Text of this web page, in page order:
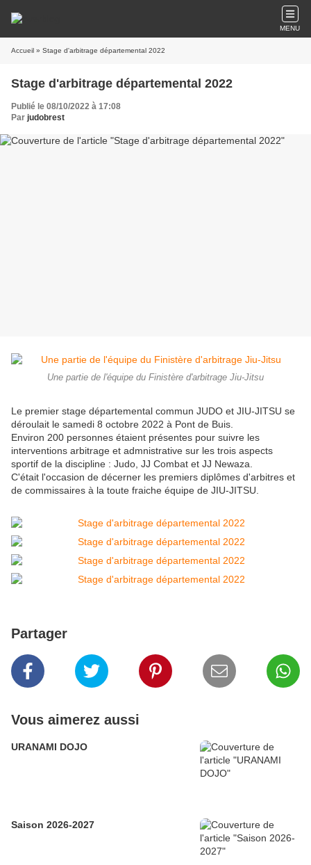
MENU
Accueil » Stage d'arbitrage départemental 2022
Stage d'arbitrage départemental 2022
Publié le 08/10/2022 à 17:08
Par judobrest
Une partie de l'équipe du Finistère d'arbitrage Jiu-Jitsu
Le premier stage départemental commun JUDO et JIU-JITSU se
déroulait le samedi 8 octobre 2022 à Pont de Buis.
Environ 200 personnes étaient présentes pour suivre les
interventions arbitrage et admnistrative sur les trois aspects
sportif de la discipline : Judo, JJ Combat et JJ Newaza.
C'était l'occasion de décerner les premiers diplômes d'arbitres et
de commissaires à la toute fraiche équipe de JIU-JITSU.
Partager
Vous aimerez aussi
URANAMI DOJO
Saison 2026-2027